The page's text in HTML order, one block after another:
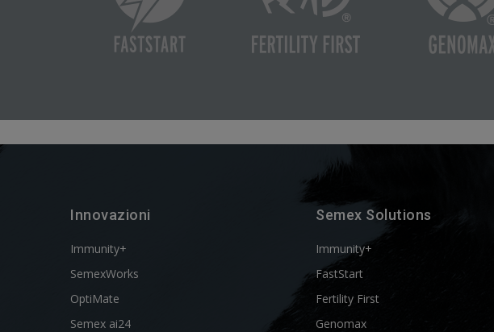
Innovazioni
Immunity+
SemexWorks
OptiMate
Semex ai24
Semex Solutions
Immunity+
FastStart
Fertility First
Genomax